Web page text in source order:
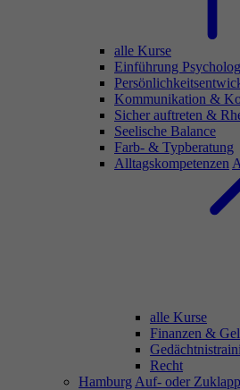
alle Kurse
Einführung
Kommunikation &
Sicher auftreten &
Seelische Balance
Farb- & Typberatung
Alltagskompetenzen
alle Kurse
Finanzen &
Recht
Hamburg Auf- oder